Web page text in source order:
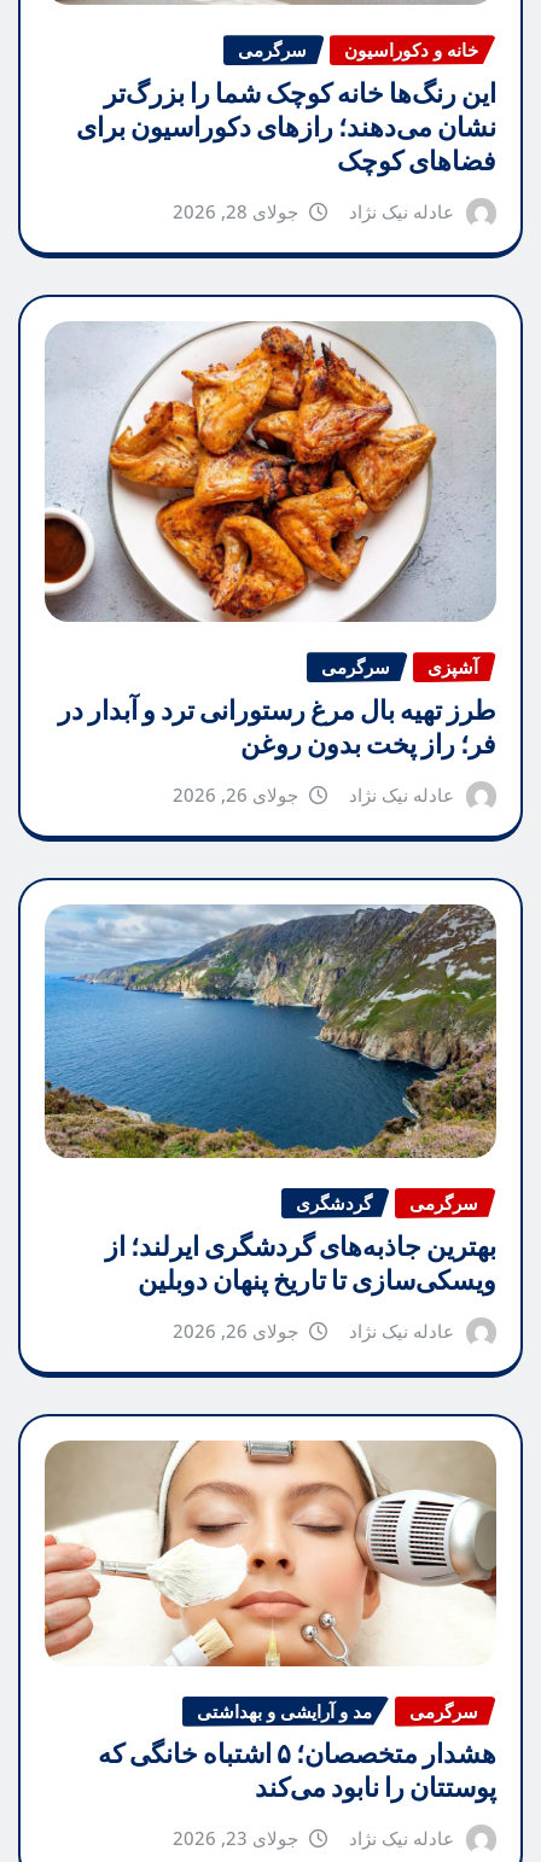
خانه و دکوراسیون سرگرمی
این رنگ‌ها خانه کوچک شما را بزرگ‌تر
نشان می‌دهند؛ رازهای دکوراسیون برای
فضاهای کوچک
عادله نیک نژاد جولای 28, 2026
آشپزی سرگرمی
طرز تهیه بال مرغ رستورانی ترد و آبدار در
فر؛ راز پخت بدون روغن
عادله نیک نژاد جولای 26, 2026
سرگرمی گردشگری
بهترین جاذبه‌های گردشگری ایرلند؛ از
ویسکی‌سازی تا تاریخ پنهان دوبلین
عادله نیک نژاد جولای 26, 2026
سرگرمی مد و آرایشی و بهداشتی
هشدار متخصصان؛ ۵ اشتباه خانگی که
پوستتان را نابود می‌کند
عادله نیک نژاد جولای 23, 2026